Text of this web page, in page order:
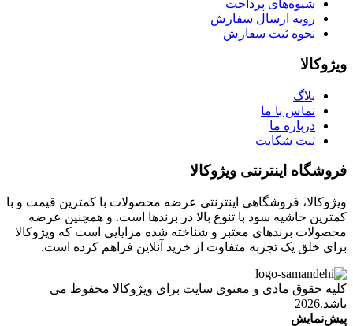
شیوه‌های پرداخت
رویه ارسال سفارش
نحوه ثبت سفارش
ویژوکالا
بلاگ
تماس با ما
درباره ما
ثبت شکایت
فروشگاه اینترنتی ویژوکالا
ویژوکالا، فروشگاهی اینترنتی عرضه محصولات با کمترین قیمت و با
کمترین حاشیه سود با تنوع بالا در برندها است. و همچنین عرضه
محصولات برندهای معتبر و شناخته شده مزایایی است که ویژوکالا
برای خلق یک تجربه متفاوت از خرید آنلاین فراهم کرده است.
کلیه حقوق مادی و معنوی سایت برای ویژوکالا محفوظ می
باشد.2026
پیش‌نمایش